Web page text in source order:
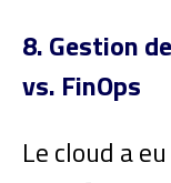
8. Gestion
vs. FinOps
Le cloud a